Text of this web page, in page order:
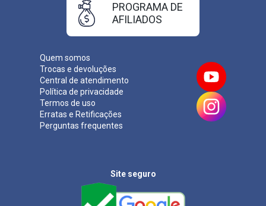
Quem somos
Trocas e devoluções
Central de atendimento
Política de privacidade
Termos de uso
Erratas e Retificações
Perguntas frequentes
PROGRAMA DE
AFILIADOS
Site seguro